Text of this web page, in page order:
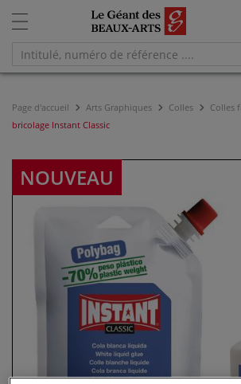
Page d'accueil Arts Graphiques Colles Colles
bricolage Instant Classic
NOUVEAU